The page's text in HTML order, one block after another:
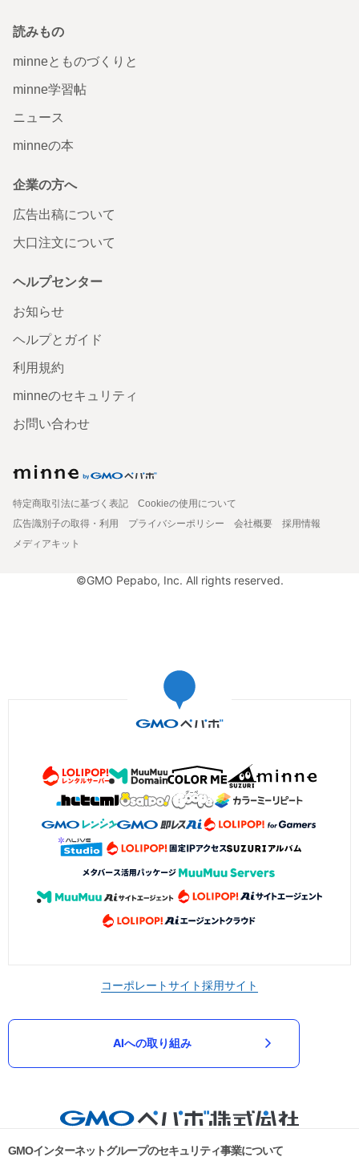
読みもの
minneとものづくりと
minne学習帖
ニュース
minneの本
企業の方へ
広告出稿について
大口注文について
ヘルプセンター
お知らせ
ヘルプとガイド
利用規約
minneのセキュリティ
お問い合わせ
特定商取引法に基づく表記
Cookieの使用について
広告識別子の取得・利用
プライバシーポリシー 会社概要
採用情報
メディアキット
©GMO Pepabo, Inc. All rights reserved.
コーポレートサイト採用サイト
AIへの取り組み
GMOインターネットグループのセキュリティ事業について